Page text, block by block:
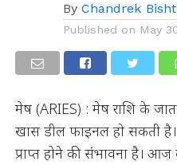
By Chandrek Bisht
Published on May
मेष (ARIES) : मेष राशि के
खास डील फाइनल हो सकती
प्राप्त होने की संभावना है।